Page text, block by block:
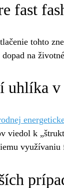
fast
tohto
na
uhlíka
k